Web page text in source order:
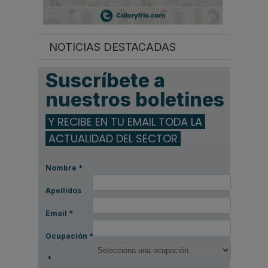
NOTICIAS DESTACADAS
Suscríbete a
nuestros boletines
Y RECIBE EN TU EMAIL TODA LA
ACTUALIDAD DEL SECTOR
Nombre *
Apellidos
Email *
Ocupación *
*